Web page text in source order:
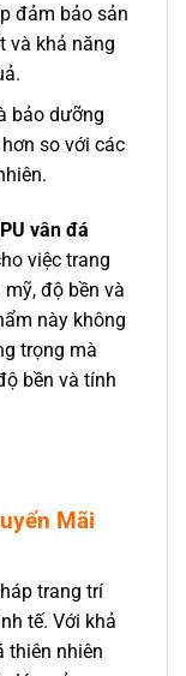
đảm bảo sản
và khả năng
bảo dưỡng
so với các
vân đá
việc trang
độ bền và
này không
trọng mà
bền và tính
Mãi
trang trí
tế. Với khả
thiên nhiên